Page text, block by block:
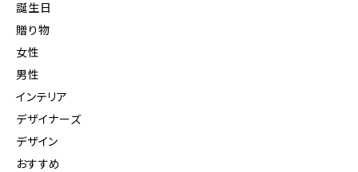
誕生日
贈り物
女性
男性
インテリア
デザイナーズ
デザイン
おすすめ